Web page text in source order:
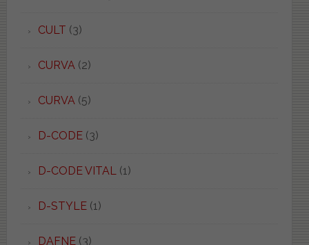
CULT (3)
CURVA (2)
CURVA (5)
D-CODE(3)
D-CODE VITAL (1)
D-STYLE(1)
DAFNE(3)